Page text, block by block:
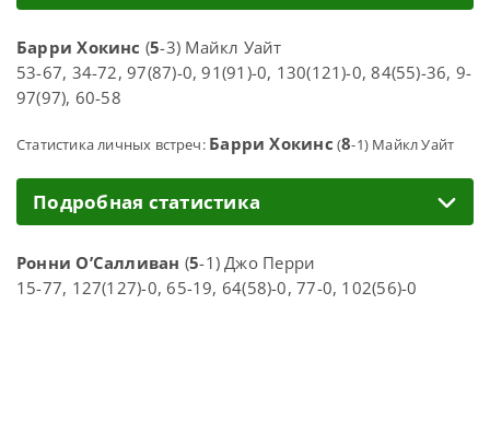
Барри Хокинс (5-3) Майкл Уайт
53-67, 34-72, 97(87)-0, 91(91)-0, 130(121)-0, 84(55)-36, 9-
97(97), 60-58
Статистика личных встреч: Барри Хокинс (8-1) Майкл Уайт
Подробная статистика
Ронни О’Салливан (5-1) Джо Перри
15-77, 127(127)-0, 65-19, 64(58)-0, 77-0, 102(56)-0